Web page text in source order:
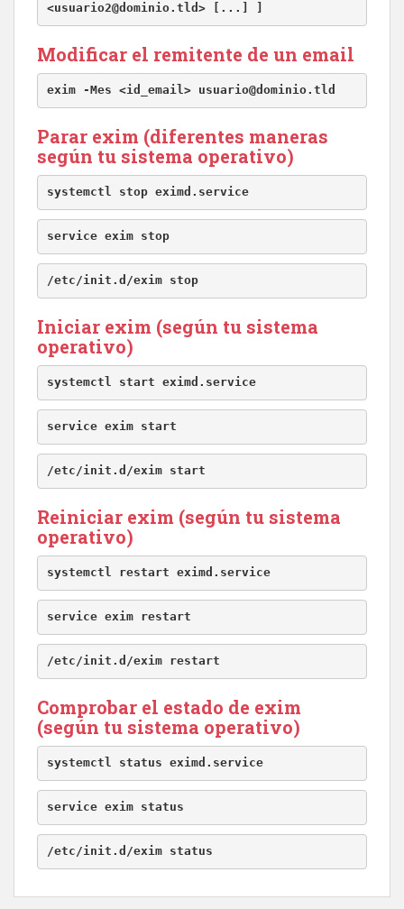
<usuario2@dominio.tld> [...] ]
Modificar el remitente de un email
exim -Mes <id_email> usuario@dominio.tld
Parar exim (diferentes maneras
según tu sistema operativo)
systemctl stop eximd.service
service exim stop
/etc/init.d/exim stop
Iniciar exim (según tu sistema
operativo)
systemctl start eximd.service
service exim start
/etc/init.d/exim start
Reiniciar exim (según tu sistema
operativo)
systemctl restart eximd.service
service exim restart
/etc/init.d/exim restart
Comprobar el estado de exim
(según tu sistema operativo)
systemctl status eximd.service
service exim status
/etc/init.d/exim status